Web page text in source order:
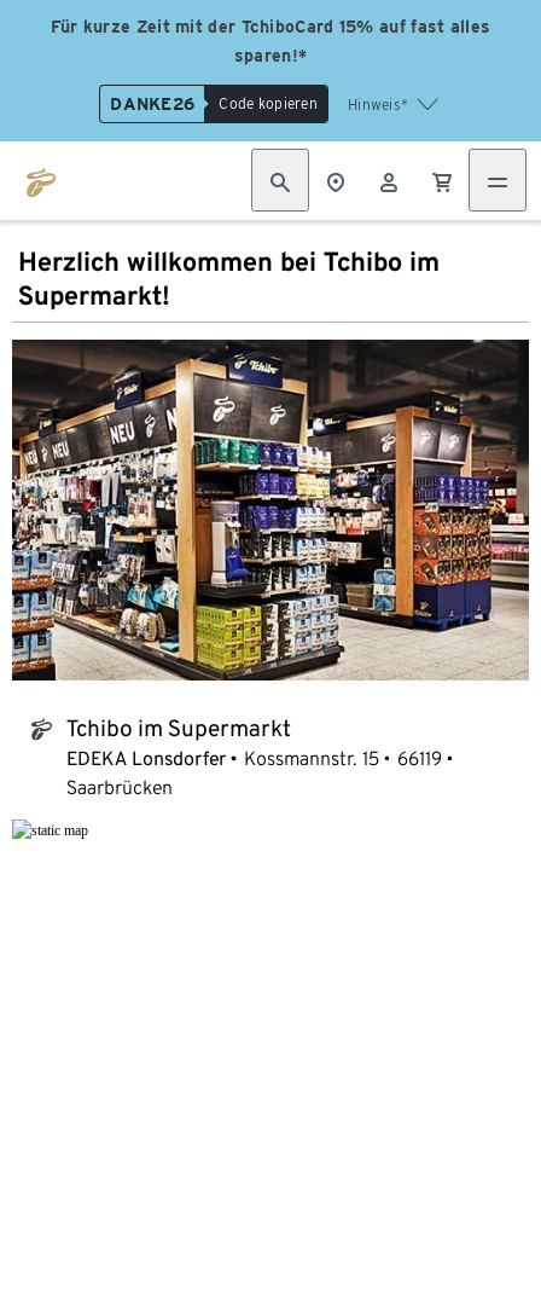
Für kurze Zeit mit der TchiboCard 15% auf fast alles
sparen!*
DANKE26 Code kopieren Hinweis*
Herzlich willkommen bei Tchibo im
Supermarkt!
tchibo_logo Tchibo im Supermarkt
EDEKA Lonsdorfer Kossmannstr. 15
66119
Saarbrücken